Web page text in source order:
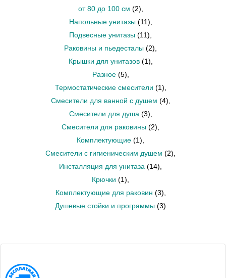
от 80 до 100 см (2)
Напольные унитазы (11)
Подвесные унитазы (11)
Раковины и пьедесталы (2)
Крышки для унитазов (1)
Разное (5)
Термостатические смесители (1)
Смесители для ванной с душем (4)
Смесители для душа (3)
Смесители для раковины (2)
Комплектующие (1)
Смесители с гигиеническим душем (2)
Инсталляция для унитаза (14)
Крючки (1)
Комплектующие для раковин (3)
Душевые стойки и программы (3)